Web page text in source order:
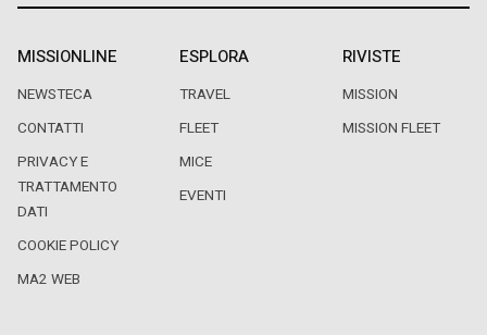
MISSIONLINE
NEWSTECA
CONTATTI
PRIVACY E
TRATTAMENTO
DATI
COOKIE POLICY
MA2 WEB
ESPLORA
TRAVEL
FLEET
MICE
EVENTI
RIVISTE
MISSION
MISSION FLEET